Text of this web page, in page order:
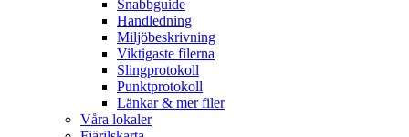
Snabbguide
Handledning
Miljöbeskrivning
Viktigaste filerna
Slingprotokoll
Punktprotokoll
Länkar & mer filer
Våra lokaler